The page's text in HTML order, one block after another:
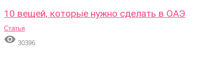
10 вещей, которые нужно сделать в ОАЭ
Статья
 30396